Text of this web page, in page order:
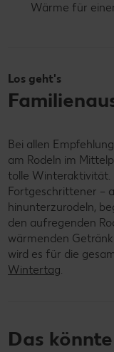
Wärme für
Los geht's
Bei allen
am Rodeln im
tolle Winteraktivität.
Fortgeschrittener –
hinunterzurodeln,
den aufregenden
wärmenden
wird es für die
Wintertag.
Das